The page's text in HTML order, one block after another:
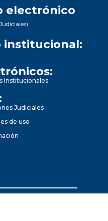
electrónico
institucional:
Institucionales
Judiciales
de uso